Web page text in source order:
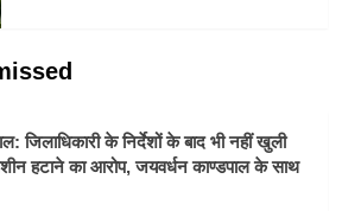
जिलाधिकारी के निर्देशों के बाद भी नहीं खुली
हटाने का आरोप, जयवर्धन काण्डपाल के साथ